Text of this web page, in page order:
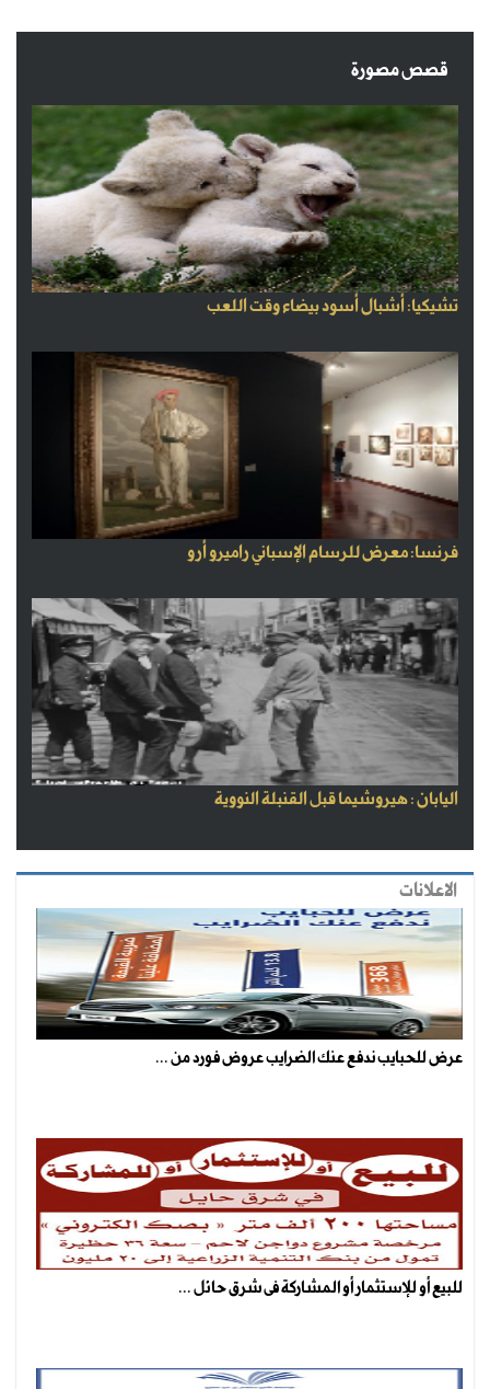
قصص مصورة
تشيكيا: أشبال أسود بيضاء وقت اللعب
فرنسا: معرض للرسام الإسباني راميرو أرو
اليابان : هيروشيما قبل القنبلة النووية
الاعلانات
عرض للحبايب ندفع عنك الضرايب عروض فورد من ...
للبيع أو للإستثمار أو المشاركة فى شرق حائل ...